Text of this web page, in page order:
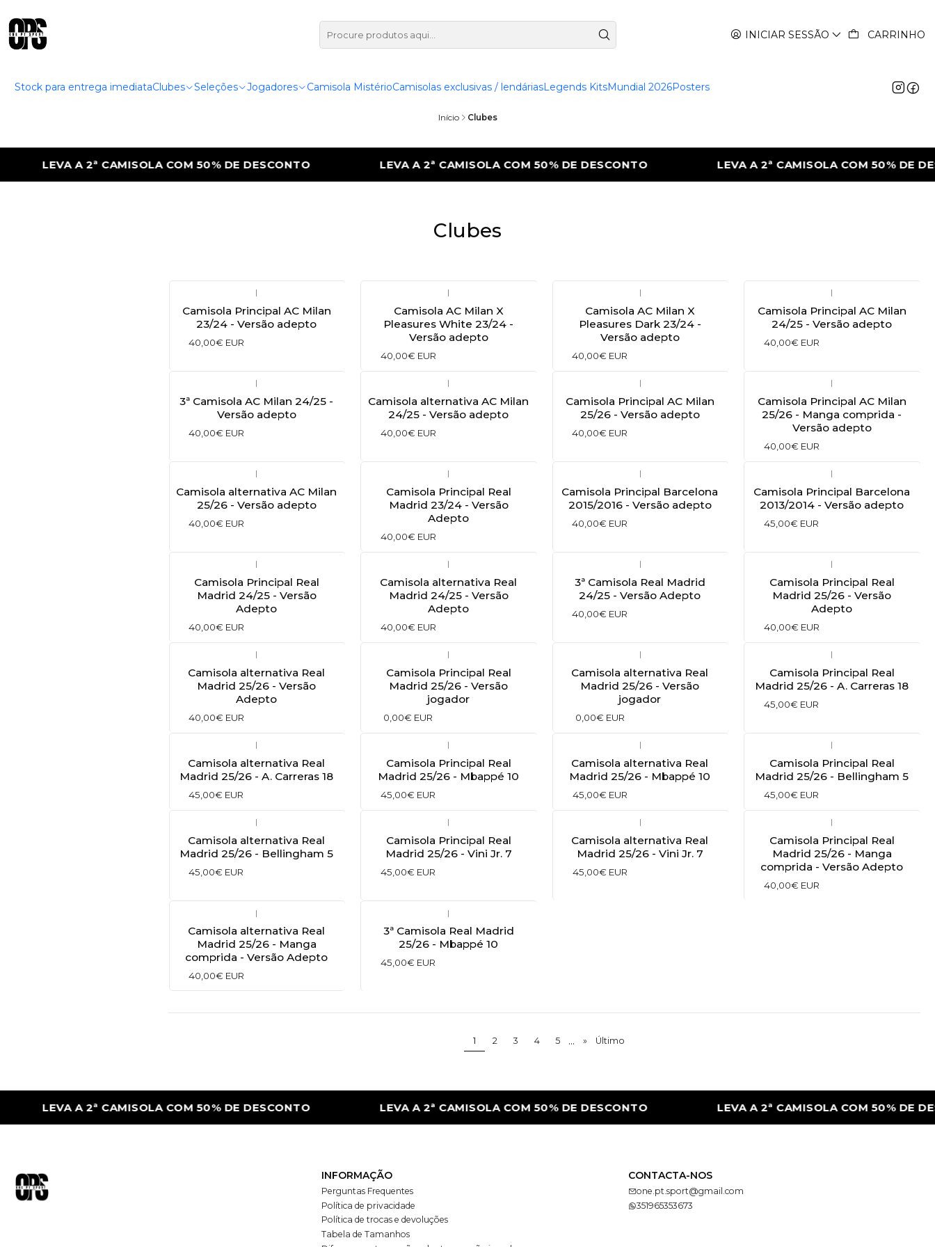
INICIAR SESSÃO CARRINHO
Stock para entrega imediataClubes Seleções Jogadores Camisola MistérioCamisolas exclusivas / lendáriasLegends KitsMundial 2026Posters
Início Clubes
LEVA A 2ª CAMISOLA COM 50% DE DESCONTO LEVA A 2ª CAMISOLA COM 50% DE DESCONTO LEVA A 2ª CAMISOLA COM 50% DE
Clubes
|
Camisola Principal AC Milan
23/24 - Versão adepto
40,00€ EUR
|
Camisola AC Milan X
Pleasures White 23/24 -
Versão adepto
40,00€ EUR
|
Camisola AC Milan X
Pleasures Dark 23/24 -
Versão adepto
40,00€ EUR
|
Camisola Principal AC Milan
24/25 - Versão adepto
40,00€ EUR
|
3ª Camisola AC Milan 24/25 -
Versão adepto
40,00€ EUR
|
Camisola alternativa AC Milan
24/25 - Versão adepto
40,00€ EUR
|
Camisola Principal AC Milan
25/26 - Versão adepto
40,00€ EUR
|
Camisola Principal AC Milan
25/26 - Manga comprida -
Versão adepto
40,00€ EUR
Camisola alternativa AC Milan
25/26 - Versão adepto
40,00€ EUR
Camisola Principal Real
Madrid 23/24 - Versão
Adepto
40,00€ EUR
Camisola Principal Barcelona
2015/2016 - Versão adepto
40,00€ EUR
Camisola Principal Barcelona
2013/2014 - Versão adepto
45,00€ EUR
Camisola Principal Real
Madrid 24/25 - Versão
Adepto
40,00€ EUR
Camisola alternativa Real
Madrid 24/25 - Versão
Adepto
40,00€ EUR
3ª Camisola Real Madrid
24/25 - Versão Adepto
40,00€ EUR
Camisola Principal Real
Madrid 25/26 - Versão
Adepto
40,00€ EUR
Camisola alternativa Real
Madrid 25/26 - Versão
Adepto
40,00€ EUR
Camisola Principal Real
Madrid 25/26 - Versão
jogador
0,00€ EUR
Camisola alternativa Real
Madrid 25/26 - Versão
jogador
0,00€ EUR
Camisola Principal Real
Madrid 25/26 - A. Carreras 18
45,00€ EUR
Camisola alternativa Real
Madrid 25/26 - A. Carreras 18
45,00€ EUR
Camisola Principal Real
Madrid 25/26 - Mbappé 10
45,00€ EUR
Camisola alternativa Real
Madrid 25/26 - Mbappé 10
45,00€ EUR
Camisola Principal Real
Madrid 25/26 - Bellingham 5
45,00€ EUR
Camisola alternativa Real
Madrid 25/26 - Bellingham 5
45,00€ EUR
Camisola Principal Real
Madrid 25/26 - Vini Jr. 7
45,00€ EUR
Camisola alternativa Real
Madrid 25/26 - Vini Jr. 7
45,00€ EUR
Camisola Principal Real
Madrid 25/26 - Manga
comprida - Versão Adepto
40,00€ EUR
|
Camisola alternativa Real
Madrid 25/26 - Manga
comprida - Versão Adepto
40,00€ EUR
|
3ª Camisola Real Madrid
25/26 - Mbappé 10
45,00€ EUR
1 2 3 4 5 ... » Último
LEVA A 2ª CAMISOLA COM 50% DE DESCONTO LEVA A 2ª CAMISOLA COM 50% DE DESCONTO LEVA A 2ª CAMISOLA COM 50% DE
INFORMAÇÃO
Perguntas Frequentes
Política de privacidade
Política de trocas e devoluções
Tabela de Tamanhos
CONTACTA-NOS
one.pt.sport@gmail.com
351965353673